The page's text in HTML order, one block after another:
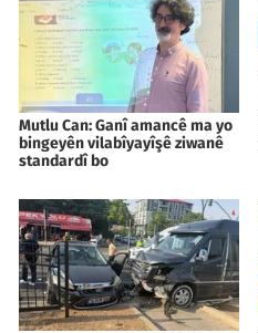
Mutlu Can: Ganî amancê ma yo
bingeyên vilabîyayîşê ziwanê
standardî bo